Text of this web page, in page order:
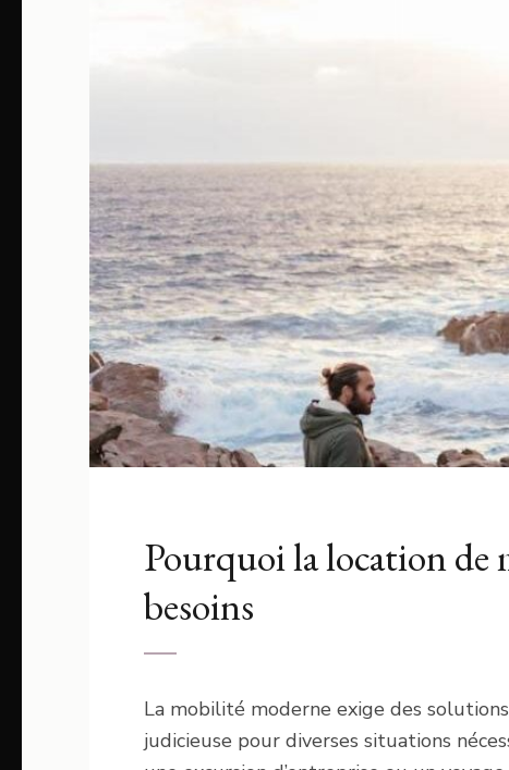
Pourquoi la location de
besoins
La mobilité moderne exige des
judicieuse pour diverses situations